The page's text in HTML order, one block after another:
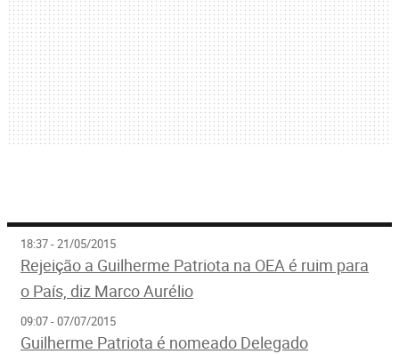
18:37 - 21/05/2015
Rejeição a Guilherme Patriota na OEA é ruim para
o País, diz Marco Aurélio
09:07 - 07/07/2015
Guilherme Patriota é nomeado Delegado